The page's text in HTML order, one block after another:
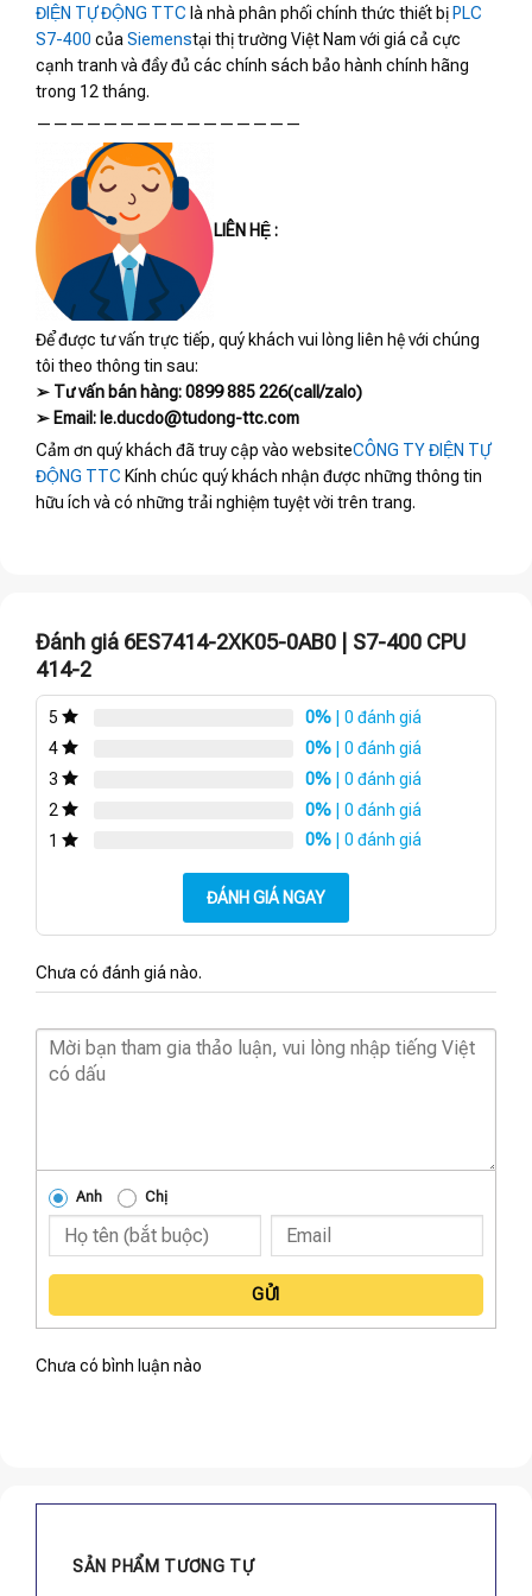
ĐIỆN TỰ ĐỘNG TTC là nhà phân phối chính thức thiết bị PLC
S7-400 của Siemenstại thị trường Việt Nam với giá cả cực
cạnh tranh và đầy đủ các chính sách bảo hành chính hãng
trong 12 tháng.
————————————————
LIÊN HỆ :
Để được tư vấn trực tiếp, quý khách vui lòng liên hệ với chúng
tôi theo thông tin sau:
➢ Tư vấn bán hàng: 0899 885 226(call/zalo)
➢ Email: le.ducdo@tudong-ttc.com
Cảm ơn quý khách đã truy cập vào websiteCÔNG TY ĐIỆN TỰ
ĐỘNG TTC Kính chúc quý khách nhận được những thông tin
hữu ích và có những trải nghiệm tuyệt vời trên trang.
Đánh giá 6ES7414-2XK05-0AB0 | S7-400 CPU
414-2
5 0% | 0 đánh giá
4
0% | 0 đánh giá
3
0% | 0 đánh giá
2
0% | 0 đánh giá
1
0% | 0 đánh giá
ĐÁNH GIÁ NGAY
Chưa có đánh giá nào.
Anh Chị
GỬI
Chưa có bình luận nào
SẢN PHẨM TƯƠNG TỰ